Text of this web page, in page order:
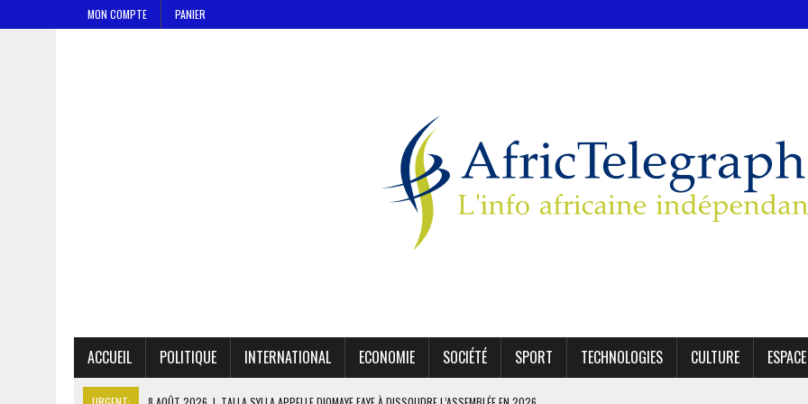
MON COMPTE PANIER
ACCUEIL POLITIQUE INTERNATIONAL ECONOMIE SOCIÉTÉ SPORT TECHNOLOGIES CULTURE